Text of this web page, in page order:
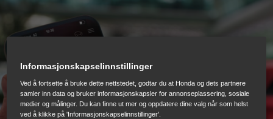
Informasjonskapselinnstillinger
Ved å fortsette å bruke dette nettstedet, godtar du at Honda og dets partnere
samler inn data og bruker informasjonskapsler for annonseplassering, sosiale
medier og målinger. Du kan finne ut mer og oppdatere dine valg når som helst
ved å klikke på 'Informasjonskapselinnstillinger'.